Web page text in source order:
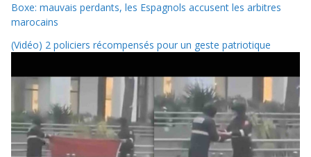
Boxe: mauvais perdants, les Espagnols accusent les arbitres
marocains
(Vidéo) 2 policiers récompensés pour un geste patriotique